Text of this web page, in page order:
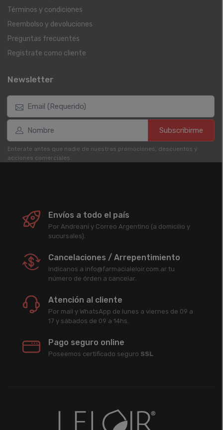
Términos y condiciones
Reembolso y devoluciones
Preguntas frecuentes
Registrate como cliente
Newsletter
Subscribirme
Enterate antes que nadie de nuestras promociones, descuentos y
acciones comerciales.
Envíos a todo el país
Por Andreani y Correo Argentino (a domicilio y
sucursales).
Cancelaciones / Arrepentimiento
Indicanos a info@farmacialeloir.com.ar tu
número de órden a cancelar.
Atención al cliente
Por mail y WhatsApp de lunes a viernes de 09 a
17 y sábados de 09 a 14hs.
Pago seguro online
Poseemos certificado seguro SSL